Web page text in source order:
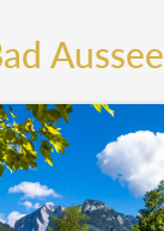
Aussee